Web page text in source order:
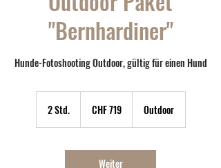
"Bernhardiner"
Hunde-Fotoshooting Outdoor, gültig für einen Hund
2 Std.2
d
Franken
CHF 719 Outdoor
Weiter